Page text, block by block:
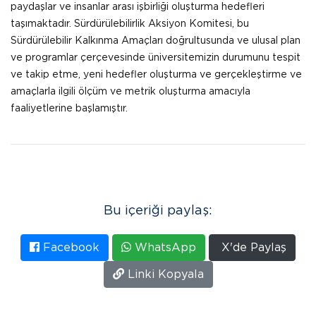
paydaşlar ve insanlar arası işbirliği oluşturma hedefleri
taşımaktadır. Sürdürülebilirlik Aksiyon Komitesi, bu
Sürdürülebilir Kalkınma Amaçları doğrultusunda ve ulusal plan
ve programlar çerçevesinde üniversitemizin durumunu tespit
ve takip etme, yeni hedefler oluşturma ve gerçekleştirme ve
amaçlarla ilgili ölçüm ve metrik oluşturma amacıyla
faaliyetlerine başlamıştır.
Bu içeriği paylaş:
Facebook WhatsApp
X'de Paylaş
Linki Kopyala